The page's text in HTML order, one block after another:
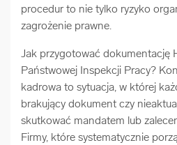
procedur to nie tylko ryzyko
zagrożenie prawne.
Jak przygotować dokumentację
Państwowej Inspekcji Pracy?
kadrowa to sytuacja, w której
brakujący dokument czy
skutkować mandatem lub
Firmy, które systematycznie